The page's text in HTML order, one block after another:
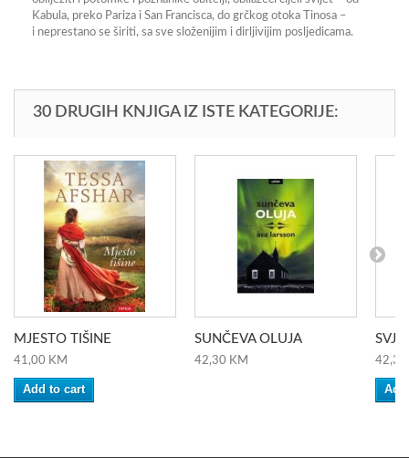
Kabula, preko Pariza i San Francisca, do grčkog otoka Tinosa –
i neprestano se širiti, sa sve složenijim i dirljivijim posljedicama.
30 DRUGIH KNJIGA IZ ISTE KATEGORIJE:
MJESTO TIŠINE
41,00 KM
Add to cart
SUNČEVA OLUJA
42,30 KM 42,30